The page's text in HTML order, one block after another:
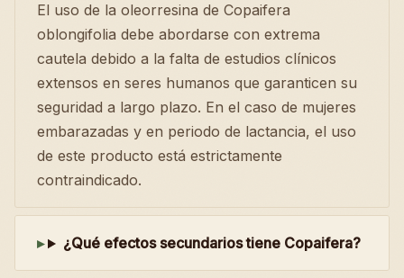
El uso de la oleorresina de Copaifera
oblongifolia debe abordarse con extrema
cautela debido a la falta de estudios clínicos
extensos en seres humanos que garanticen su
seguridad a largo plazo. En el caso de mujeres
embarazadas y en periodo de lactancia, el uso
de este producto está estrictamente
contraindicado.
¿Qué efectos secundarios tiene Copaifera?